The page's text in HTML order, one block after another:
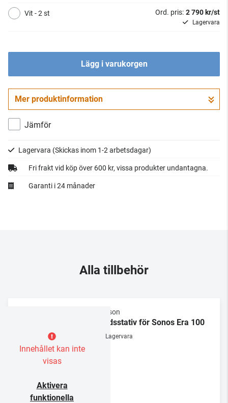
Vit - 2 st
Lagervara
Ord. pris: 2 790 kr/st
Lägg i varukorgen
Mer produktinformation
Jämför
Lagervara (Skickas inom 1-2 arbetsdagar)
Fri frakt vid köp över 600 kr, vissa produkter undantagna.
Garanti i 24 månader
Alla tillbehör
Innehållet kan inte
visas
Aktivera
funktionella
Flexson
Bordsstativ för Sonos Era 100
Lagervara